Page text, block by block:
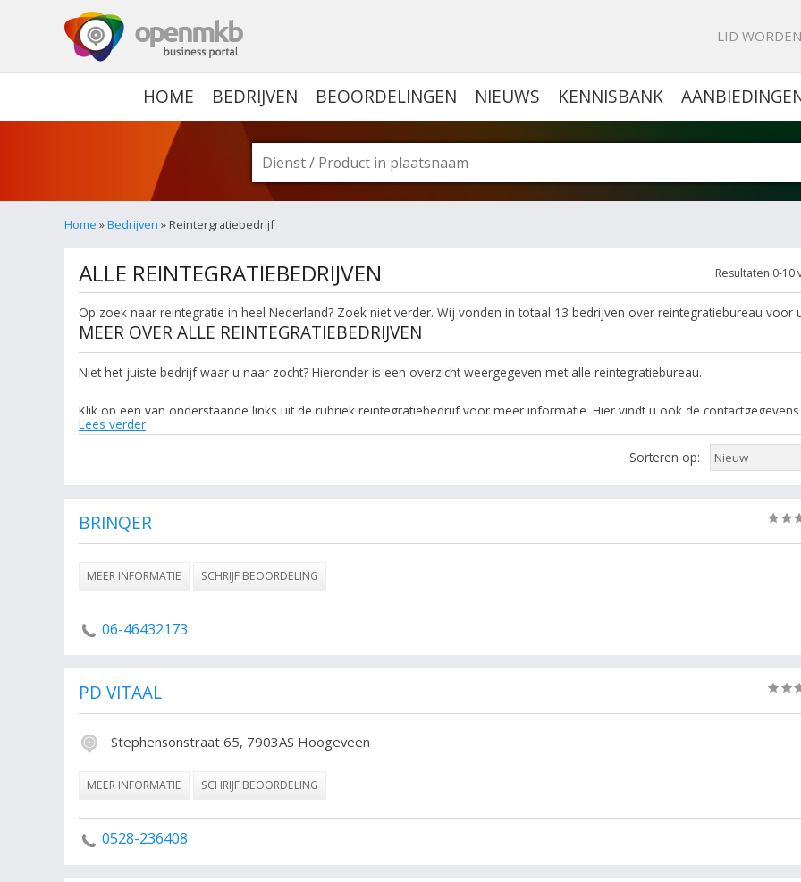
LID WORDEN
HOME BEDRIJVEN BEOORDELINGEN NIEUWS KENNISBANK
Home »Bedrijven » Reintergratiebedrijf
Resultaten 0-10
ALLE REINTEGRATIEBEDRIJVEN
Op zoek naar reintegratie in heel Nederland? Zoek niet verder. Wij vonden in totaal 13 bedrijven over reintegratiebureau voor
MEER OVER ALLE REINTEGRATIEBEDRIJVEN
Niet het juiste bedrijf waar u naar zocht? Hieronder is een overzicht weergegeven met alle reintegratiebureau.
Klik op een van onderstaande links uit de rubriek reintegratiebedrijf voor meer informatie. Hier vindt u ook de
de onderneming reintegratiebedrijf uit heel Nederland. Verfijn de resultaten met de filters in de zijkolom.
De volgende trefwoorden vallen ook onder deze bedrijven rubriek: reintegratie, reintegratiebureau, reintegratiebedrijf,
Lees verder
Sorteren op:
BRINQER
MEER INFORMATIE SCHRIJF BEOORDELING
06-46432173
PD VITAAL
Stephensonstraat 65, 7903AS Hoogeveen
MEER INFORMATIE SCHRIJF BEOORDELING
0528-236408